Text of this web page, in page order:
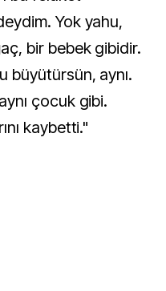
Yok yahu,
bir bebek gibidir.
büyütürsün, aynı.
çocuk gibi.
kaybetti."